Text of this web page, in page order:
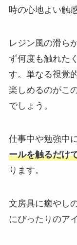
時の心地よい触
レジン風の滑ら
ず何度も触れた
す。単なる視覚
楽しめるのがこ
でしょう。
仕事中や勉強中
ールを触るだけ
ります。
文房具に癒やし
にぴったりのア